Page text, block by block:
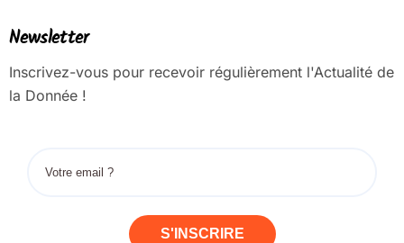
Newsletter
Inscrivez-vous pour recevoir régulièrement l'Actualité de
la Donnée !
S'INSCRIRE